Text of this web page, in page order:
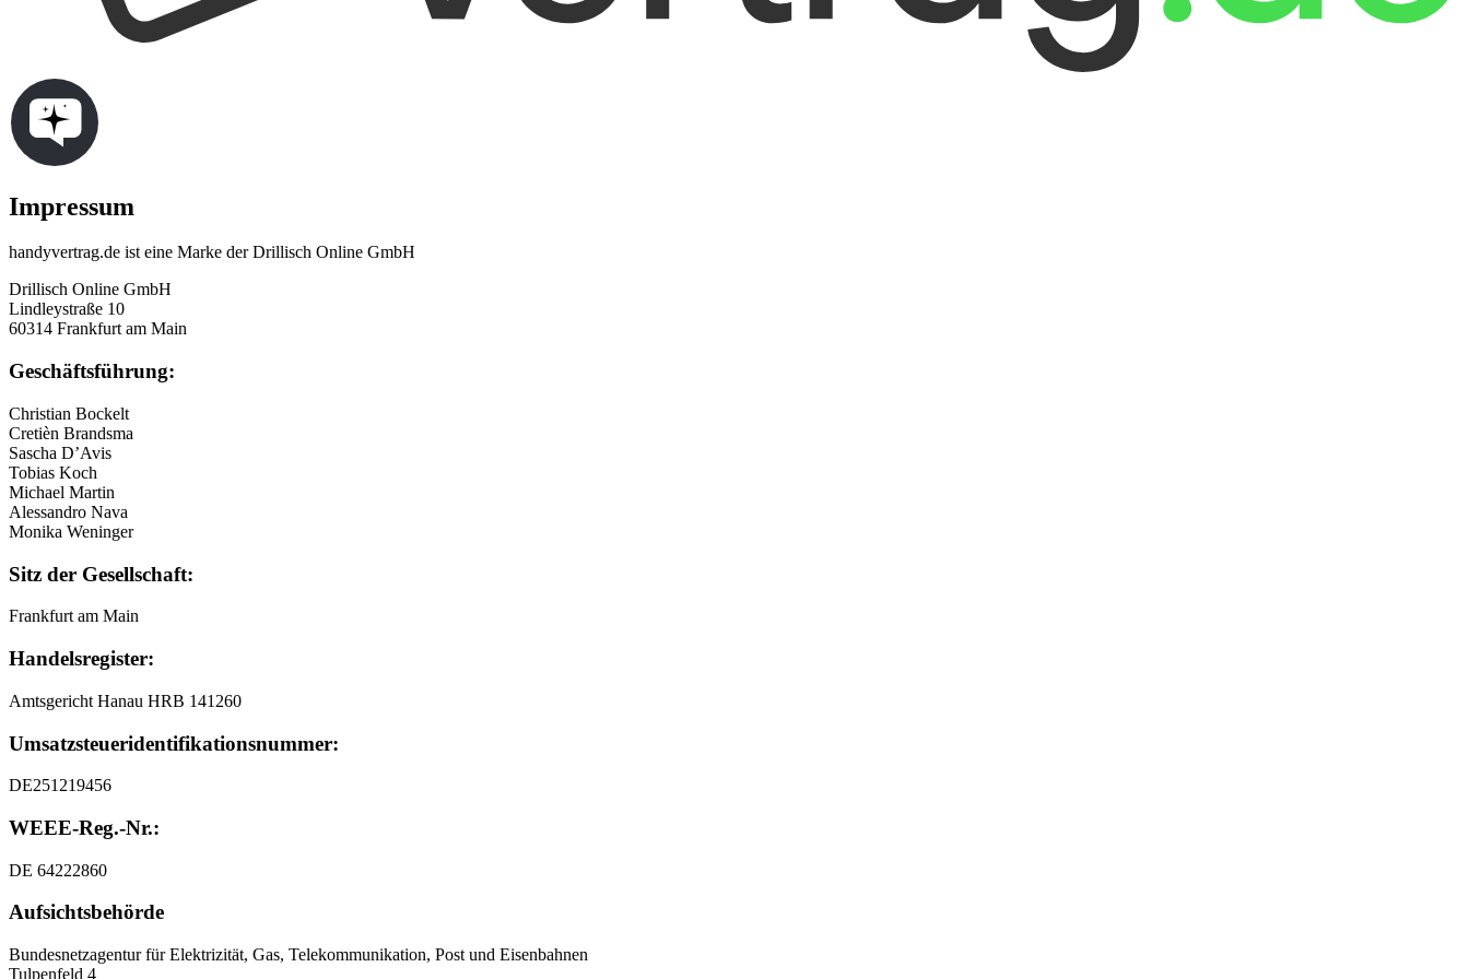
Impressum
handyvertrag.de ist eine Marke der Drillisch Online GmbH
Drillisch Online GmbH
Lindleystraße 10
60314 Frankfurt am Main
Geschäftsführung:
Christian Bockelt
Cretièn Brandsma
Sascha D’Avis
Tobias Koch
Michael Martin
Alessandro Nava
Monika Weninger
Sitz der Gesellschaft:
Frankfurt am Main
Handelsregister:
Amtsgericht Hanau HRB 141260
Umsatzsteuer­identifikationsnummer:
DE251219456
WEEE-Reg.-Nr.:
DE 64222860
Aufsichtsbehörde
Bundesnetzagentur für Elektrizität, Gas, Telekommunikation, Post und Eisenbahnen
Tulpenfeld 4